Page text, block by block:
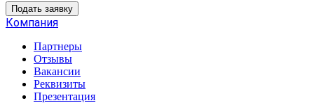
Подать заявку
Компания
Партнеры
Отзывы
Вакансии
Реквизиты
Презентация